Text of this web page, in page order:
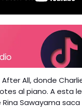
All, donde
al piano. A esta
Rina Sawayama saca